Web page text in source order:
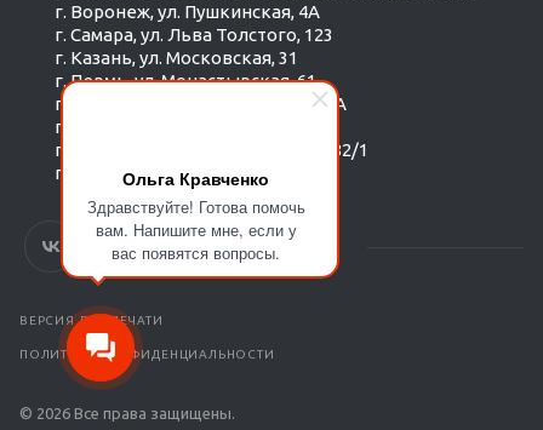
Ольга Кравченко
Здравствуйте! Готова помочь
вам. Напишите мне, если у
вас появятся вопросы.
г. Воронеж, ул. Пушкинская, 4А
г. Самара, ул. Льва Толстого, 123
г. Казань, ул. Московская, 31
г. Пермь, ул. Монастырская, 61
г. Екатеринбург, ул. Радищева 6А
г. Тюмень, ул. Республики 252/6
г. Новосибирск, Красный пр-т, 182/1
г. Омск, ул. ​Гагарина, 14
ВЕРСИЯ ДЛЯ ПЕЧАТИ
ПОЛИТИКА КОНФИДЕНЦИАЛЬНОСТИ
© 2026 Все права защищены.